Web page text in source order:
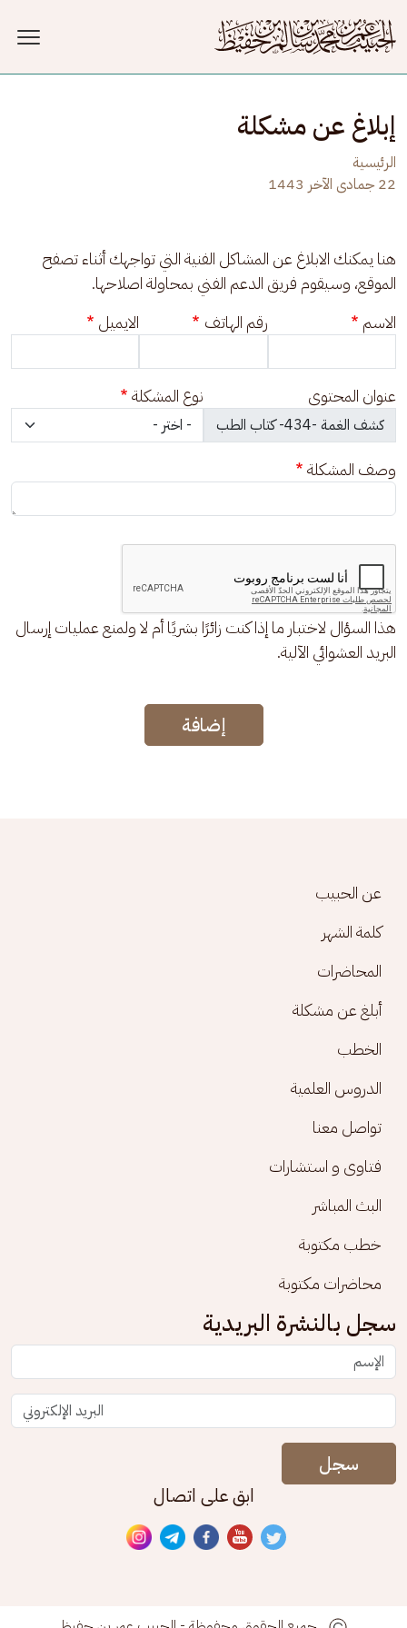
إبلاغ عن مشكلة
الرئيسية
22 جمادى الآخر 1443
هنا يمكنك الابلاغ عن المشاكل الفنية التي تواجهك أثناء تصفح
الموقع، وسيقوم فريق الدعم الفني بمحاولة اصلاحها.
الاسم
رقم الهاتف الايميل
عنوان المحتوى نوع المشكلة
وصف المشكلة
هذا السؤال لاختبار ما إذا كنت زائرًا بشريًا أم لا ولمنع عمليات إرسال
البريد العشوائي الآلية.
إضافة
Footer menu
عن الحبيب
كلمة الشهر
المحاضرات
أبلغ عن مشكلة
الخطب
الدروس العلمية
تواصل معنا
فتاوى و استشارات
البث المباشر
خطب مكتوبة
محاضرات مكتوبة
سجل بالنشرة البريدية
سجل
ابق على اتصال